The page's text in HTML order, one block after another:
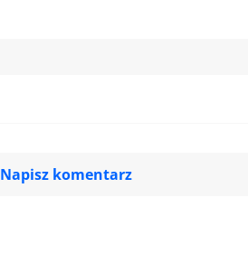
Napisz komentarz